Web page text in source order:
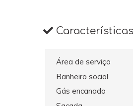
Área de serviço
Banheiro social
Gás encanado